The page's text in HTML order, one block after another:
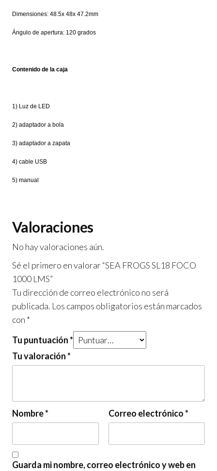
Dimensiones: 48.5x 48x 47.2mm
Ángulo de apertura: 120 grados
Contenido de la caja
1) Luz de LED
2) adaptador a bola
3) adaptador a zapata
4) cable USB
5) manual
Valoraciones
No hay valoraciones aún.
Sé el primero en valorar “SEA FROGS SL18 FOCO
1000 LMS”
Tu dirección de correo electrónico no será
publicada. Los campos obligatorios están marcados
con *
Tu puntuación*
Tu valoración*
Nombre* Correo electrónico*
Guarda mi nombre, correo electrónico y web en